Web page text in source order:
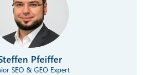
Pfeiffer
SEO & GEO Expert